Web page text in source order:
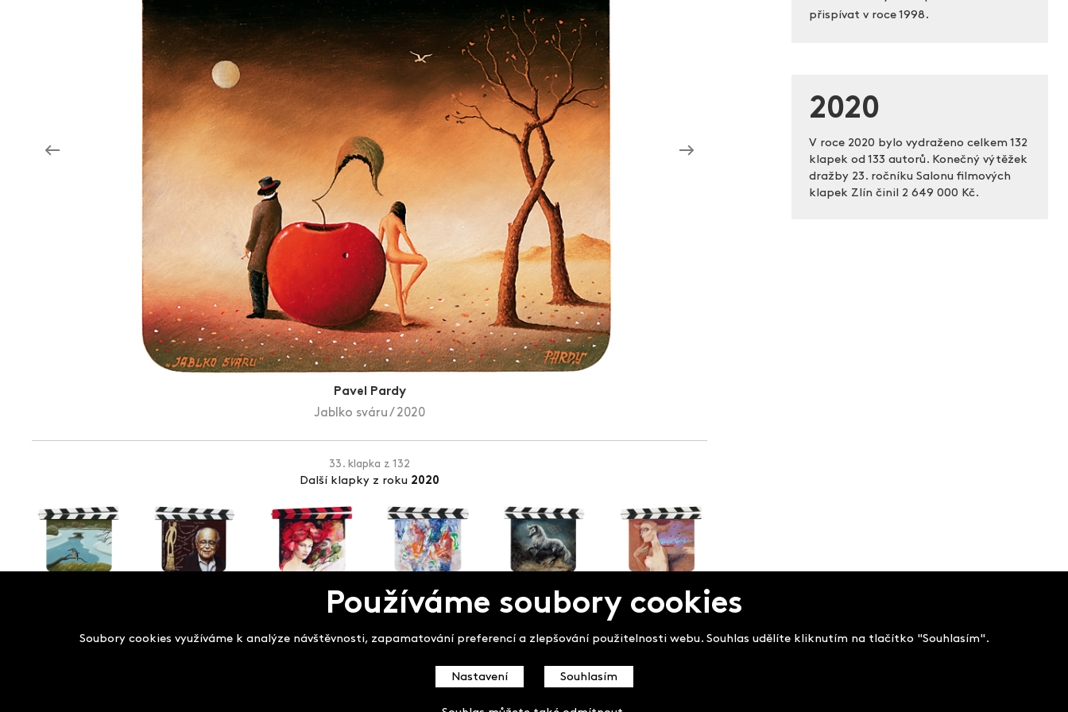
Aukce filmových klapek
Zlín Film Festival
Pavel Pardy
Jablko sváru / 2020
33. klapka z 132
Další klapky z roku 2020
přispívat v roce 1998.
2020
V roce 2020 bylo vydraženo celkem 132
klapek od 133 autorů. Konečný výtěžek
dražby 23. ročníku Salonu filmových
klapek Zlín činil 2 649 000 Kč.
Salon filmových klapek
Používáme soubory cookies
Soubory cookies využíváme k analýze návštěvnosti, zapamatování preferencí a zlepšování použitelnosti webu. Souhlas udělíte kliknutím na tlačítko "Souhlasím".
Nastavení Souhlasím